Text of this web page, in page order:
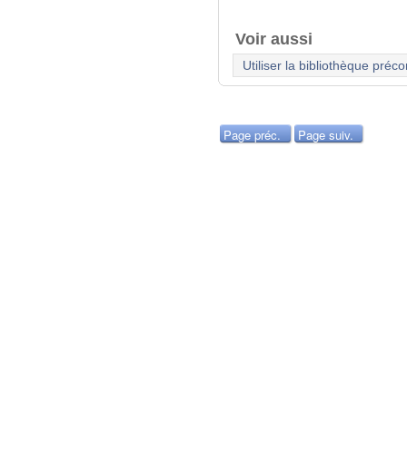
Voir aussi
Utiliser la bibliothèque
Page préc. Page suiv.